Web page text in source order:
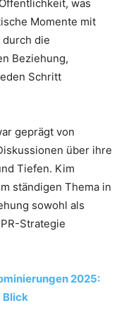
was
Momente mit
die
Beziehung,
Schritt
geprägt von
über ihre
Tiefen. Kim
ständigen Thema in
sowohl als
Strategie
2025:
Blick